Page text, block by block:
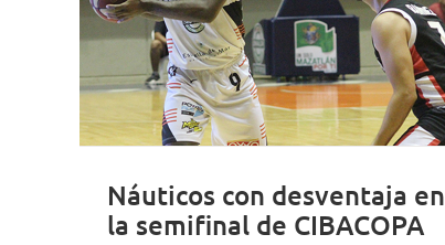
Náuticos con desventaja en
la semifinal de CIBACOPA